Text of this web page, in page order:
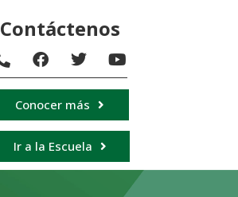
Contáctenos
Conocer más
Ir a la Escuela